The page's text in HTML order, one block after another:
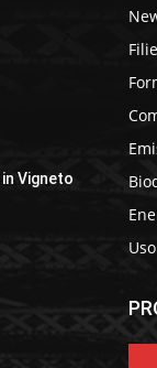
Vigneto